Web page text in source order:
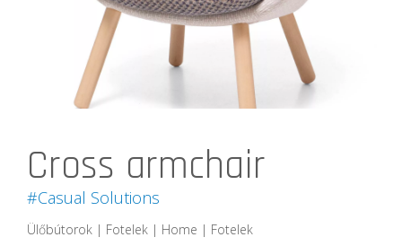
Cross armchair
#Casual Solutions
Ülőbútorok | Fotelek | Home | Fotelek